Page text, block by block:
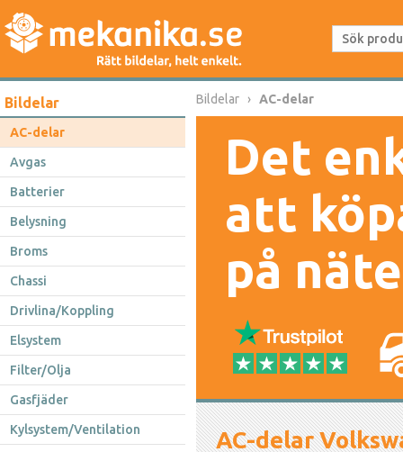
Bildelar
AC-delar
Avgas
Batterier
Belysning
Broms
Chassi
Drivlina/Koppling
Elsystem
Filter/Olja
Gasfjäder
Kylsystem/Ventilation
Bildelar AC-delar
Det
att
på
AC-delar